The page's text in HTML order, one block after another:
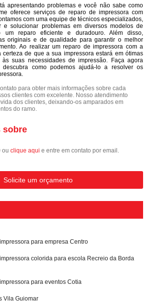
apresentando problemas e você não sabe como
oferece serviços de reparo de impressora com
com uma equipe de técnicos especializados,
e solucionar problemas em diversos modelos de
um reparo eficiente e duradouro. Além disso,
originais e de qualidade para garantir o melhor
Ao realizar um reparo de impressora com a
certeza de que a sua impressora estará em ótimas
suas necessidades de impressão. Faça agora
como podemos ajudá-lo a resolver os
para obter mais informações sobre cada
clientes com excelente. Nosso atendimento
dos clientes, deixando-os amparados em
do ramo.
sobre
ou clique aqui e entre em contato por email.
Solicite um orçamento
para empresa Centro
colorida para escola Recreio da Borda
para eventos Cotia
Vila Guiomar